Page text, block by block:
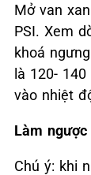
Mở van
PSI. Xem
khoá
là 120- 140
vào nhiệt
Làm
Chú ý: khi